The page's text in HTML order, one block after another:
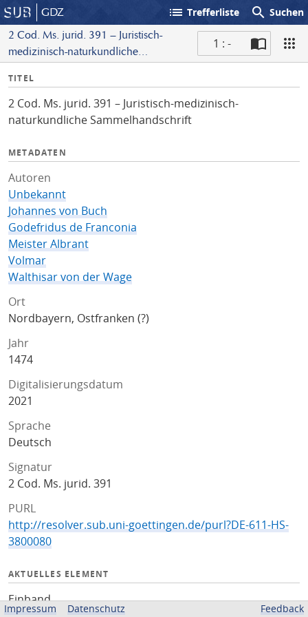
GDZ list Trefferliste search Suchen
2 Cod. Ms. jurid. 391 – Juristisch-
medizinisch-naturkundliche
1 : -
I
f
o
TITEL
2 Cod. Ms. jurid. 391 – Juristisch-medizinisch-
naturkundliche Sammelhandschrift
METADATEN
Autoren
Unbekannt
Johannes von Buch
Godefridus de Franconia
Meister Albrant
Volmar
Walthisar von der Wage
Ort
Nordbayern, Ostfranken (?)
Jahr
1474
Digitalisierungsdatum
2021
Sprache
Deutsch
Signatur
2 Cod. Ms. jurid. 391
PURL
http://resolver.sub.uni-goettingen.de/purl?DE-611-HS-
3800080
AKTUELLES ELEMENT
Einband
Impressum Datenschutz Feedback